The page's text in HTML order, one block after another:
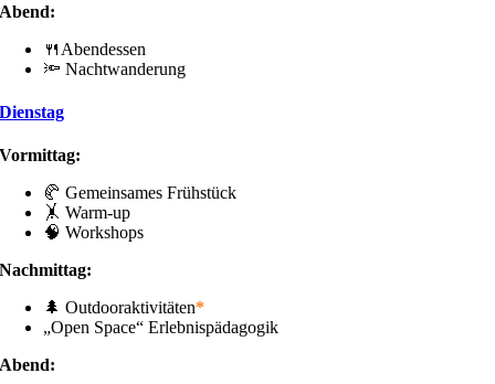
Abend:
🍴Abendessen
🔦 Nachtwanderung
Dienstag
Vormittag:
🥐 Gemeinsames Frühstück
🤸 Warm-up
🧠 Workshops
Nachmittag:
🌲 Outdooraktivitäten*
„Open Space“ Erlebnispädagogik
Abend: